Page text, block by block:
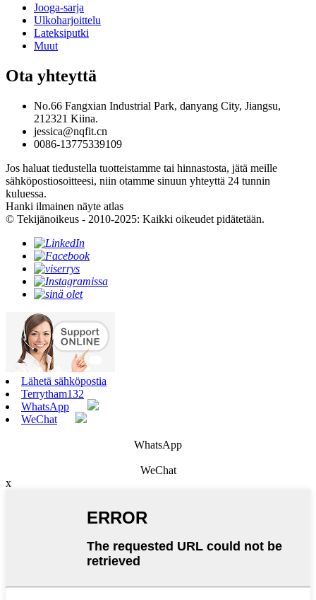
Jooga-sarja
Ulkoharjoittelu
Lateksiputki
Muut
Ota yhteyttä
No.66 Fangxian Industrial Park, danyang City, Jiangsu,
212321 Kiina.
jessica@nqfit.cn
0086-13775339109
Jos haluat tiedustella tuotteistamme tai hinnastosta, jätä meille
sähköpostiosoitteesi, niin otamme sinuun yhteyttä 24 tunnin
kuluessa.
Hanki ilmainen näyte atlas
© Tekijänoikeus - 2010-2025: Kaikki oikeudet pidätetään.
Lähetä sähköpostia
Terrytham132
WhatsApp
WeChat
WhatsApp
WeChat
x